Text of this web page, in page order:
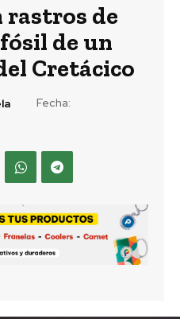
rastros de
de un
Cretácico
Fecha: